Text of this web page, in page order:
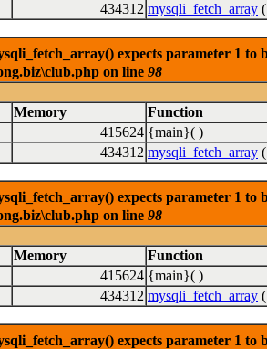
434312 mysqli_fetch_array
expects parameter 1 to
on line 98
Memory
Function
415624 {main}( )
434312 mysqli_fetch_array
expects parameter 1 to
on line 98
Memory
Function
415624 {main}( )
434312 mysqli_fetch_array
expects parameter 1 to